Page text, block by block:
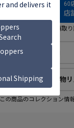
60
店
店舗取
欲しい物リストに追加
欲しい物
欲しい物リスト登録者
この商品のコレクション情